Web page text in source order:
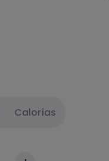
Calorías